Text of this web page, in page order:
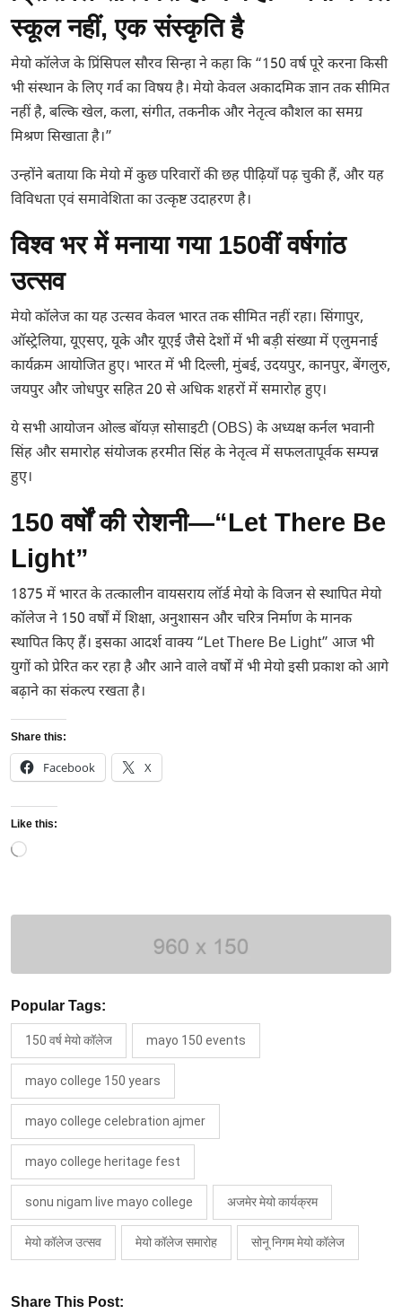
स्कूल नहीं, एक संस्कृति है
मेयो कॉलेज के प्रिंसिपल सौरव सिन्हा ने कहा कि “150 वर्ष पूरे करना किसी
भी संस्थान के लिए गर्व का विषय है। मेयो केवल अकादमिक ज्ञान तक सीमित
नहीं है, बल्कि खेल, कला, संगीत, तकनीक और नेतृत्व कौशल का समग्र
मिश्रण सिखाता है।”
उन्होंने बताया कि मेयो में कुछ परिवारों की छह पीढ़ियाँ पढ़ चुकी हैं, और यह
विविधता एवं समावेशिता का उत्कृष्ट उदाहरण है।
विश्व भर में मनाया गया 150वीं वर्षगांठ
उत्सव
मेयो कॉलेज का यह उत्सव केवल भारत तक सीमित नहीं रहा। सिंगापुर,
ऑस्ट्रेलिया, यूएसए, यूके और यूएई जैसे देशों में भी बड़ी संख्या में एलुमनाई
कार्यक्रम आयोजित हुए। भारत में भी दिल्ली, मुंबई, उदयपुर, कानपुर, बेंगलुरु,
जयपुर और जोधपुर सहित 20 से अधिक शहरों में समारोह हुए।
ये सभी आयोजन ओल्ड बॉयज़ सोसाइटी (OBS) के अध्यक्ष कर्नल भवानी
सिंह और समारोह संयोजक हरमीत सिंह के नेतृत्व में सफलतापूर्वक सम्पन्न
हुए।
150 वर्षों की रोशनी—“Let There Be
Light”
1875 में भारत के तत्कालीन वायसराय लॉर्ड मेयो के विजन से स्थापित मेयो
कॉलेज ने 150 वर्षों में शिक्षा, अनुशासन और चरित्र निर्माण के मानक
स्थापित किए हैं। इसका आदर्श वाक्य “Let There Be Light” आज भी
युगों को प्रेरित कर रहा है और आने वाले वर्षों में भी मेयो इसी प्रकाश को आगे
बढ़ाने का संकल्प रखता है।
Share this:
Facebook X
Like this:
Loading…
Popular Tags:
150 वर्ष मेयो कॉलेज mayo 150 events
mayo college 150 years
mayo college celebration ajmer
mayo college heritage fest
sonu nigam live mayo college अजमेर मेयो कार्यक्रम
मेयो कॉलेज उत्सव मेयो कॉलेज समारोह सोनू निगम मेयो कॉलेज
Share This Post: